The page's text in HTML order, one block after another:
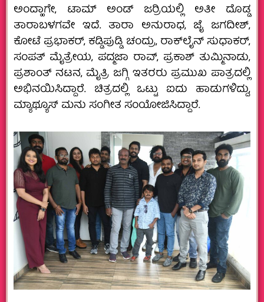
ಅಂದ್ಹಾಗೇ, ಟಾಮ್ ಅಂಡ್ ಜರ‍್ರಿಯಲ್ಲಿ ಅತೀ ದೊಡ್ಡ
ತಾರಾಬಳಗವೇ ಇದೆ. ತಾರಾ ಅನುರಾಧ, ಜೈ ಜಗದೀಶ್,
ಕೋಟೆ ಪ್ರಭಾಕರ್, ಕಡ್ಡಿಪುಡ್ಡಿ ಚಂದ್ರು, ರಾಕ್‌ಲೈನ್ ಸುಧಾಕರ್,
ಸಂಪತ್ ಮೈತ್ರೇಯ, ಪದ್ಮಜಾ ರಾವ್, ಪ್ರಕಾಶ್ ತುಮ್ಮಿನಾಡು,
ಪ್ರಶಾಂತ್ ನಟನ, ಮೈತ್ರಿ ಜಗ್ಗಿ ಇತರರು ಪ್ರಮುಖ ಪಾತ್ರದಲ್ಲಿ
ಅಭಿನಯಿಸಿದ್ದಾರೆ. ಚಿತ್ರದಲ್ಲಿ ಒಟ್ಟು ಐದು ಹಾಡುಗಳಿದ್ದು,
ಮ್ಯಾಥ್ಯೂಸ್ ಮನು ಸಂಗೀತ ಸಂಯೋಜಿಸಿದ್ದಾರೆ.